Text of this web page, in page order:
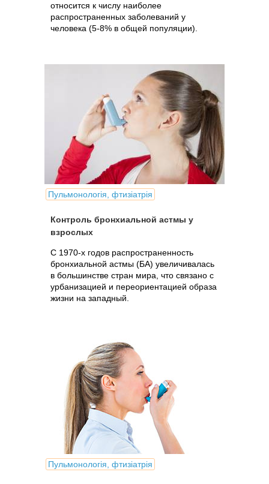
относится к числу наиболее
распространенных заболеваний у
человека (5-8% в общей популяции).
Пульмонологія, фтизіатрія
Контроль бронхиальной астмы у
взрослых
С 1970-х годов распространенность
бронхиальной астмы (БА) увеличивалась
в большинстве стран мира, что связано с
урбанизацией и переориентацией образа
жизни на западный.
Пульмонологія, фтизіатрія